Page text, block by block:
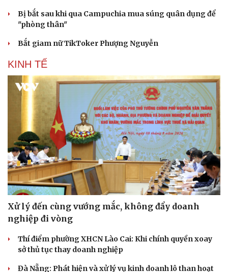
Bị bắt sau khi qua Campuchia mua súng quân dụng để
"phòng thân"
Bắt giam nữ TikToker Phượng Nguyễn
KINH TẾ
Xử lý đến cùng vướng mắc, không đẩy doanh
nghiệp đi vòng
Thí điểm phường XHCN Lào Cai: Khi chính quyền xoay
sở thủ tục thay doanh nghiệp
Đà Nẵng: Phát hiện và xử lý vụ kinh doanh lô than hoạt